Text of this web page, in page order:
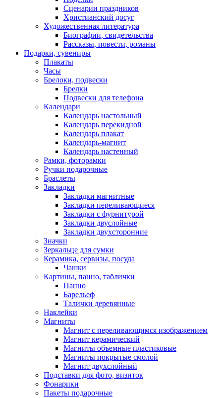
Сценарии праздников
Христианский досуг
Художественная литература
Биографии, свидетельства
Рассказы, повести, романы
Подарки, сувениры
Плакаты
Часы
Брелоки, подвески
Брелки
Подвески для телефона
Календари
Календарь настольный
Календарь перекидной
Календарь плакат
Календарь-магнит
Календарь настенный
Рамки, фоторамки
Ручки подарочные
Браслеты
Закладки
Закладки магнитные
Закладки переливающиеся
Закладки с фурнитурой
Закладки двуслойные
Закладки двухсторонние
Значки
Зеркальце для сумки
Керамика, сервизы, посуда
Чашки
Картины, панно, таблички
Панно
Барельеф
Талички деревянные
Наклейки
Магниты
Магнит с переливающимся изображением
Магнит керамический
Магниты объемные пластиковые
Магниты покрытые смолой
Магнит двухслойный
Подставки для фото, визиток
Фонарики
Пакеты подарочные